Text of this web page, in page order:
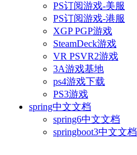
PS订阅游戏-美服
PS订阅游戏-港服
XGP PGP游戏
SteamDeck游戏
VR PSVR2游戏
3A游戏基地
ps4游戏下载
PS3游戏
spring中文文档
spring6中文文档
springboot3中文文档